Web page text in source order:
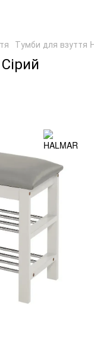
Тумби для взуття